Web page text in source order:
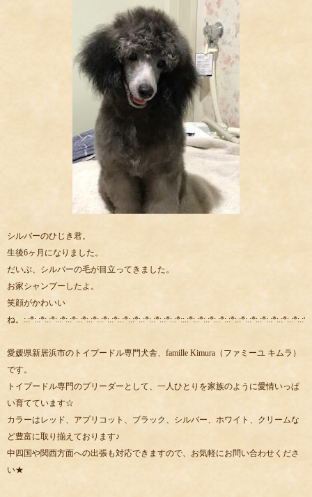
シルバーのひじき君。
生後6ヶ月になりました。
だいぶ、シルバーの毛が目立ってきました。
お家シャンプーしたよ。
笑顔がかわいい
ね。
愛媛県新居浜市のトイプードル専門犬舎、famille Kimura（ファミーユ キムラ）
です。
トイプードル専門のブリーダーとして、一人ひとりを家族のように愛情いっぱ
い育てています☆
カラーはレッド、アプリコット、ブラック、シルバー、ホワイト、クリームな
ど豊富に取り揃えております♪
中四国や関西方面への出張も対応できますので、お気軽にお問い合わせくださ
い★